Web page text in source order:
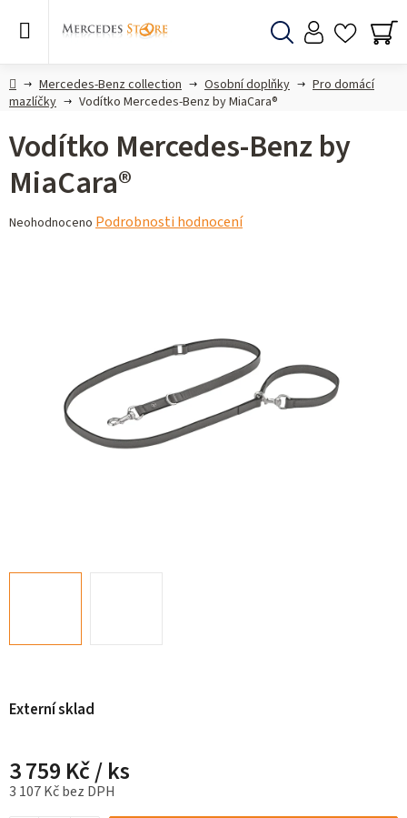
DomůMercedes-Benz collection Osobní doplňky
Pro domácí
mazlíčky
Vodítko Mercedes-Benz by MiaCara®
Externí sklad
3 759 Kč/ ks
3 107 Kč bez DPH
Vodítko Mercedes-Benz by
MiaCara®
Průměrné
Neohodnoceno Podrobnosti hodnocení